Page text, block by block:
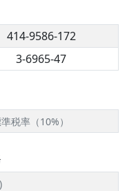
414-9586-172
3-6965-47
税率（10%）